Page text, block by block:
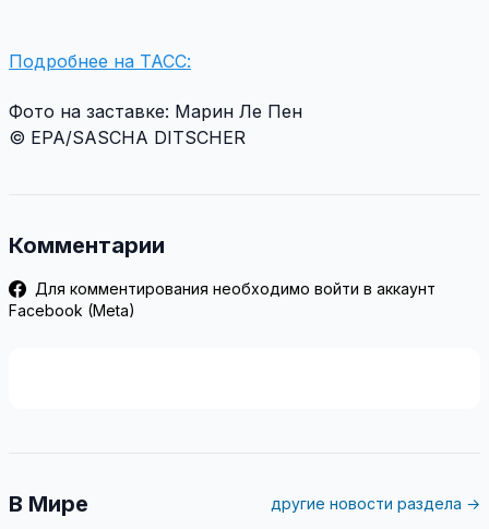
Подробнее на ТАСС:
Фото на заставке: Марин Ле Пен
© EPA/SASCHA DITSCHER
Комментарии
Для комментирования необходимо войти в аккаунт
Facebook (Meta)
В Мире другие новости раздела →